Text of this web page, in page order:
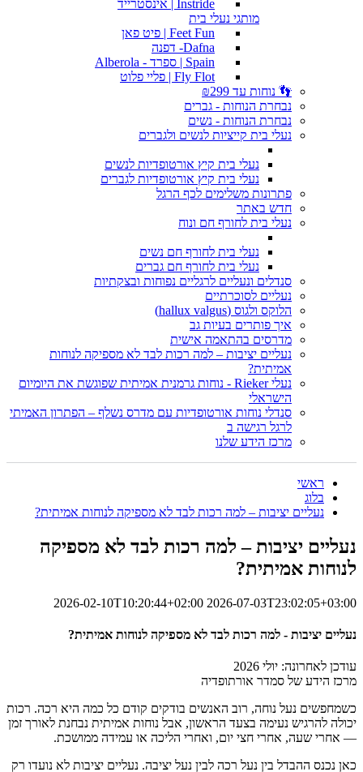
Instride | אינסטרייד
מותגי נעלי בית
Feet Fun | פיט פאן
Dafna- דפנה
Spain | ספרד - Alberola
Fly Flot | פליי פלוט
👣 נוחות עד ₪299
נבחרת הנוחות - גברים
נבחרת הנוחות - נשים
נעלי בית קייציות לנשים ולגברים
נעלי בית קיץ אורטופדיות לנשים
נעלי בית קיץ אורטופדיות לגברים
פתרונות משלימים לכף הרגל
חדש באתר
נעלי בית לחורף חם ונוח
נעלי בית לחורף חם נשים
נעלי בית לחורף חם גברים
סנדלים ונעליים לרגליים נפוחות ובצקתיות
נעליים לסוכרתיים
הלוקס ולגוס (hallux valgus)
איך פותרים בעיות גב
מדרסים בהתאמה אישית
נעליים יציבות – למה רכות לבד לא מספיקה לנוחות
אמיתית?
נעלי Rieker - נוחות גרמנית אמיתית שפוגשת את היומיום
הישראלי
סנדלי נוחות אורטופדיות עם מדרס נשלף – הפתרון האמיתי
לרגל רגישה ב
מרכז הידע שלנו
ראשי
בלוג
נעליים יציבות – למה רכות לבד לא מספיקה לנוחות אמיתית?
נעליים יציבות – למה רכות לבד לא מספיקה
לנוחות אמיתית?
2026-02-10T10:20:44+02:00 2026-07-03T23:02:05+03:00
נעליים יציבות - למה רכות לבד לא מספיקה לנוחות אמיתית?
עודכן לאחרונה: יולי 2026
מרכז הידע של סמדר אורתופדיה
כשמחפשים נעל נוחה, רוב האנשים בודקים קודם כל כמה היא רכה. רכות
יכולה להרגיש נעימה בצעד הראשון, אבל נוחות אמיתית נבחנת לאורך זמן
— אחרי שעה, אחרי חצי יום, ואחרי הליכה או עמידה ממושכת.
כאן נכנס ההבדל בין נעל רכה לבין נעל יציבה. נעליים יציבות לא נועדו רק